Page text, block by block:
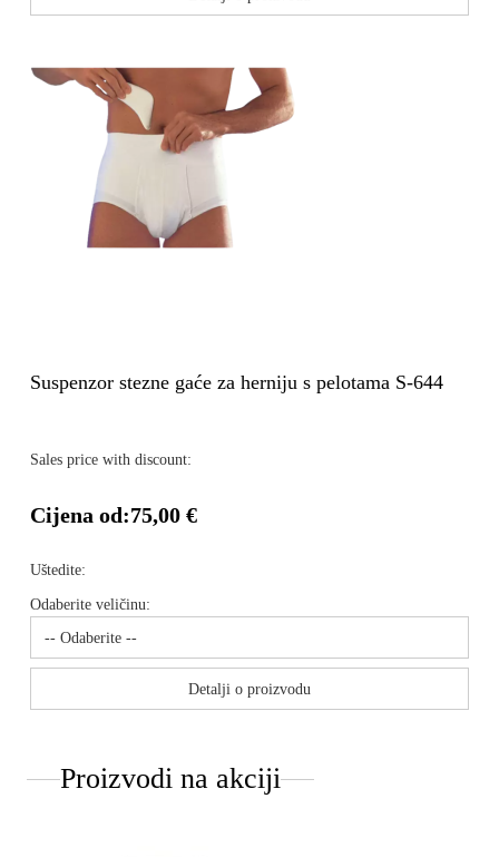
Suspenzor stezne gaće za herniju s pelotama S-644
Sales price with discount:
Cijena od:75,00 €
Uštedite:
Odaberite veličinu:
Detalji o proizvodu
Proizvodi na akciji